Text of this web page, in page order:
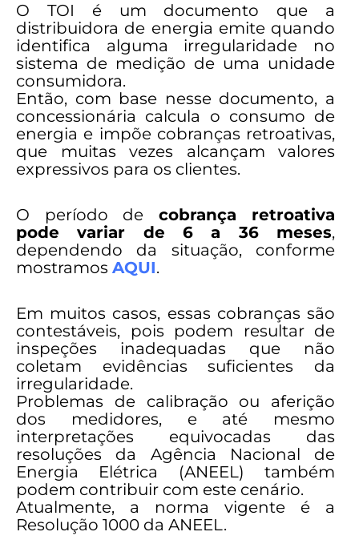
O TOI é um documento que a
distribuidora de energia emite quando
identifica alguma irregularidade no
sistema de medição de uma unidade
consumidora.
Então, com base nesse documento, a
concessionária calcula o consumo de
energia e impõe cobranças retroativas,
que muitas vezes alcançam valores
expressivos para os clientes.
O período de cobrança retroativa
pode variar de 6 a 36 meses,
dependendo da situação, conforme
mostramos AQUI.
Em muitos casos, essas cobranças são
contestáveis, pois podem resultar de
inspeções inadequadas que não
coletam evidências suficientes da
irregularidade.
Problemas de calibração ou aferição
dos medidores, e até mesmo
interpretações equivocadas das
resoluções da Agência Nacional de
Energia Elétrica (ANEEL) também
podem contribuir com este cenário.
Atualmente, a norma vigente é a
Resolução 1000 da ANEEL.